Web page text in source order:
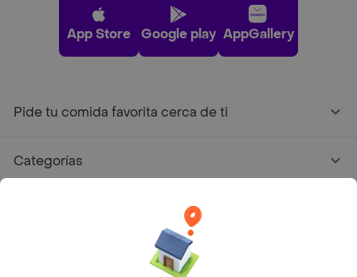
App Store Google play AppGallery
Pide tu comida favorita cerca de ti
Categorías